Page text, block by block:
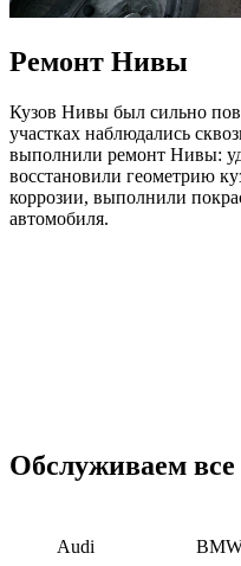
Ремонт Нивы
Кузов Нивы был сильно
участках наблюдались
выполнили ремонт Нивы:
восстановили геометрию
коррозии, выполнили
автомобиля.
Обслуживаем
Audi